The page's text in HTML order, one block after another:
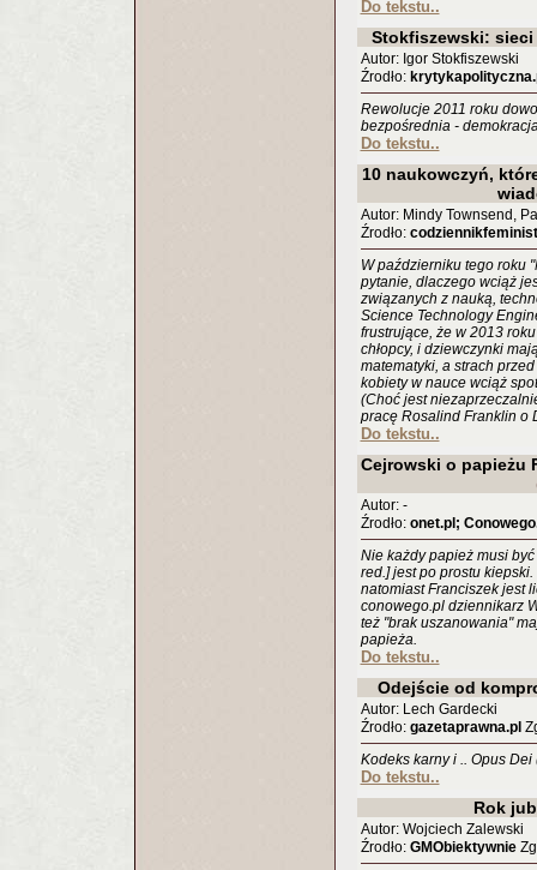
Do tekstu..
Stokfiszewski:
Autor: Igor Stokfiszewski
Źrodło:
Rewolucje 2011 roku
bezpośrednia -
Do tekstu..
10 naukowczyń,
Autor: Mindy Townsend,
Źrodło:
W październiku tego roku
pytanie, dlaczego wciąż
związanych z nauką,
Science Technology
frustrujące, że w 2013
chłopcy, i dziewczynki
matematyki, a strach
kobiety w nauce wciąż
(Choć jest
pracę Rosalind Franklin o
Do tekstu..
Cejrowski o papieżu
Autor: -
Źrodło: onet.pl;
Nie każdy papież musi
red.] jest po prostu kiepski.
natomiast Franciszek jest
conowego.pl dziennikarz
też "brak uszanowania"
papieża.
Do tekstu..
Odejście od
Autor: Lech Gardecki
Źrodło: gazetaprawna.pl
Kodeks karny i .. Opus Dei
Do tekstu..
Rok
Autor: Wojciech Zalewski
Źrodło: GMObiektywnie